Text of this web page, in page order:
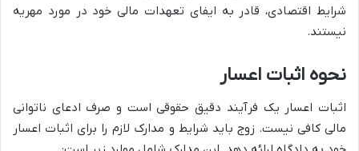
شرایط اقتصادی، قادر به ایفای تعهدات مالی خود در مورد مهریه
نیستند.
نحوه اثبات اعسار
اثبات اعسار یک فرآیند دقیق حقوقی است و صرف ادعای ناتوانی
مالی کافی نیست. زوج باید شرایط و مدارک لازم را برای اثبات اعسار